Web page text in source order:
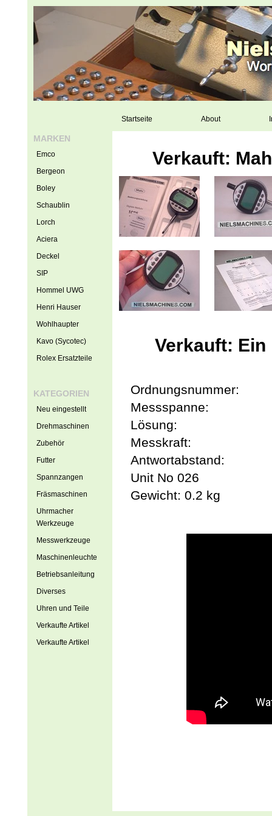
Startseite About
Verkauft:
Verkauft: Ein
Ordnungsnummer:
Messspanne:
Lösung:
Messkraft: 0.6
Antwortabstand:
Unit No 026
Gewicht: 0.2 kg
MARKEN
Emco
Bergeon
Boley
Schaublin
Lorch
Aciera
Deckel
SIP
Hommel UWG
Henri Hauser
Wohlhaupter
Kavo (Sycotec)
Rolex Ersatzteile
KATEGORIEN
Neu eingestellt
Drehmaschinen
Zubehör
Futter
Spannzangen
Fräsmaschinen
Uhrmacher
Werkzeuge
Messwerkzeuge
Maschinenleuchte
Betriebsanleitung
Diverses
Uhren und Teile
Verkaufte Artikel
Verkaufte Artikel